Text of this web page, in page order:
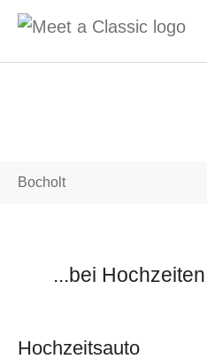
Bocholt
...bei
Hochzeitsauto